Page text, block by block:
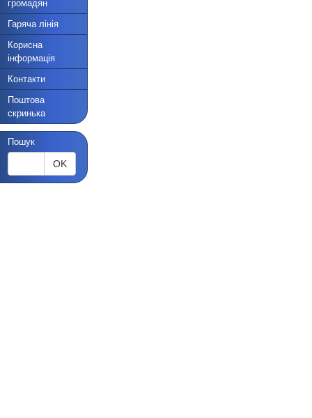
громадян
Гаряча лінія
Корисна
інформація
Контакти
Поштова
скринька
Пошук
OK